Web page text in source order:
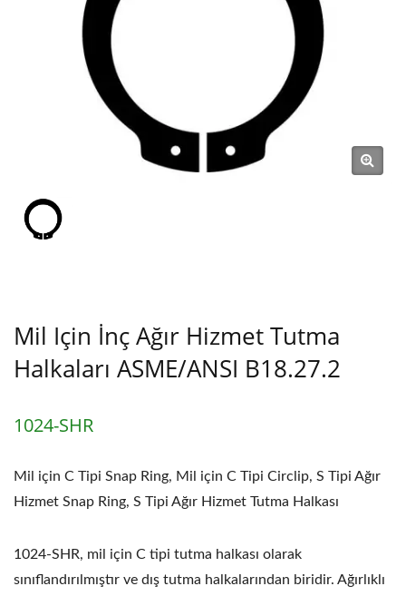
Klips, Takma Halka, Pim)
Üreticisi
Mil Için İnç Ağır Hizmet Tutma
Halkaları ASME/ANSI B18.27.2
1024-SHR
Mil için C Tipi Snap Ring, Mil için C Tipi Circlip, S Tipi Ağır
Hizmet Snap Ring, S Tipi Ağır Hizmet Tutma Halkası
1024-SHR, mil için C tipi tutma halkası olarak
sınıflandırılmıştır ve dış tutma halkalarından biridir. Ağırlıklı